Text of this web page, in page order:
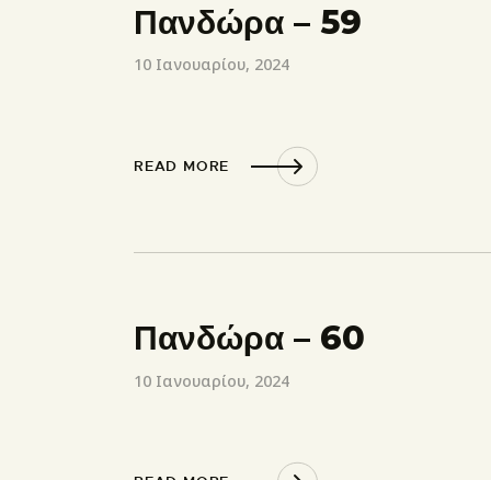
Πανδώρα – 59
10 Ιανουαρίου, 2024
READ MORE
Πανδώρα – 60
10 Ιανουαρίου, 2024